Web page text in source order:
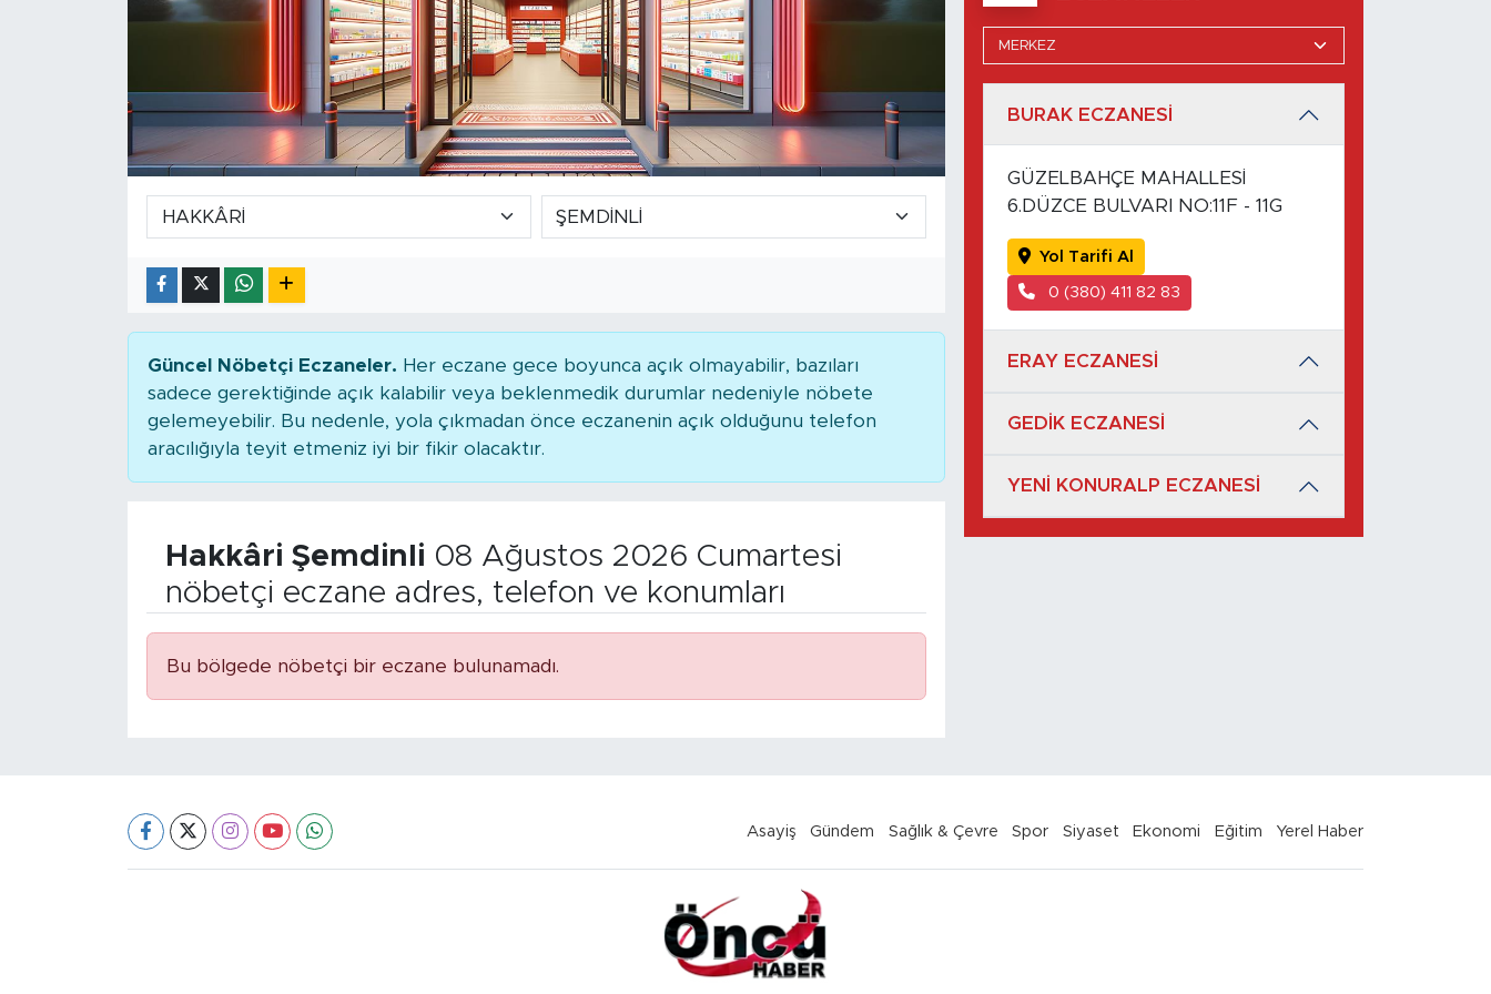
Güncel Nöbetçi Eczaneler. Her eczane gece boyunca açık olmayabilir, bazıları
sadece gerektiğinde açık kalabilir veya beklenmedik durumlar nedeniyle nöbete
gelemeyebilir. Bu nedenle, yola çıkmadan önce eczanenin açık olduğunu telefon
aracılığıyla teyit etmeniz iyi bir fikir olacaktır.
Hakkâri Şemdinli 08 Ağustos 2026 Cumartesi
nöbetçi eczane adres, telefon ve konumları
Bu bölgede nöbetçi bir eczane bulunamadı.
BURAK ECZANESİ
GÜZELBAHÇE MAHALLESİ
6.DÜZCE BULVARI NO:11F - 11G
Yol Tarifi Al
0 (380) 411 82 83
ERAY ECZANESİ
GEDİK ECZANESİ
YENİ KONURALP ECZANESİ
Asayiş Gündem Sağlık & Çevre Spor Siyaset Ekonomi Eğitim Yerel Haber